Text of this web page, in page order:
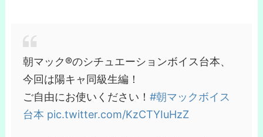
朝マック®のシチュエーションボイス台本、
今回は陽キャ同級生編！
ご自由にお使いください！ #朝マックボイス
台本 pic.twitter.com/KzCTYIuHzZ